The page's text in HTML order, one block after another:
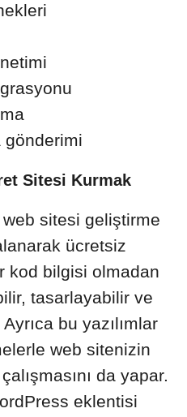
gönderimi
Sitesi Kurmak
sitesi geliştirme
ücretsiz
kod bilgisi olmadan
tasarlayabilir ve
bu yazılımlar
web sitenizin
da yapar.
eklentisi